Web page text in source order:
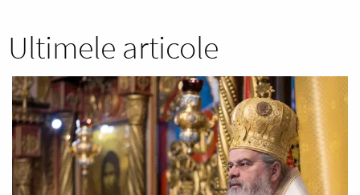
Ultimele articole